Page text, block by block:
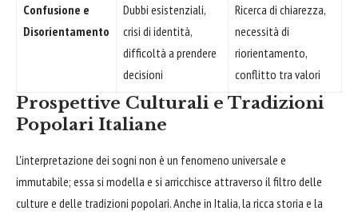
Confusione e
Disorientamento
Dubbi esistenziali,
crisi di identità,
difficoltà a prendere
decisioni
Ricerca di chiarezza,
necessità di
riorientamento,
conflitto tra valori
Prospettive Culturali e Tradizioni
Popolari Italiane
L'interpretazione dei sogni non è un fenomeno universale e
immutabile; essa si modella e si arricchisce attraverso il filtro delle
culture e delle tradizioni popolari. Anche in Italia, la ricca storia e la